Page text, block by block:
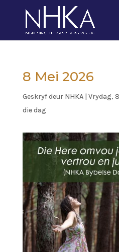
8 Mei 2026
Geskryf deur NHKA| Vrydag,
die dag